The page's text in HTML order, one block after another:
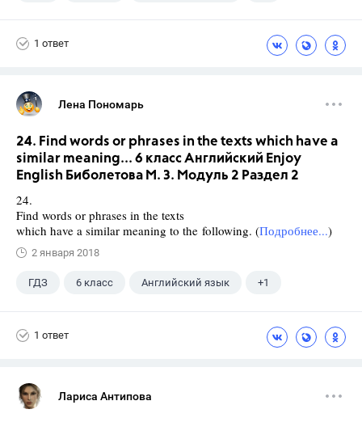
1 ответ
Лена Пономарь
24. Find words or phrases in the texts which have a
similar meaning... 6 класс Английский Enjoy
English Биболетова М. З. Модуль 2 Раздел 2
24.
Find words or phrases in the texts
which have a similar meaning to the following. (Подробнее...)
2 января 2018
ГДЗ 6 класс Английский язык +1
1 ответ
Лариса Антипова